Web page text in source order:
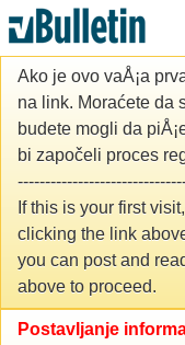
Ako je ovo vaÅ¡a
na link. Moraćete da
budete mogli da
bi započeli proces
If this is your first
clicking the link
you can post and
above to proceed.
Postavljanje